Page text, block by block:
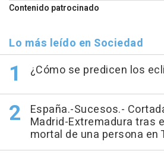
Contenido patrocinado
Lo más leído en Sociedad
¿Cómo se predicen los
España.-Sucesos.-
Madrid-Extremadura tras
mortal de una persona en